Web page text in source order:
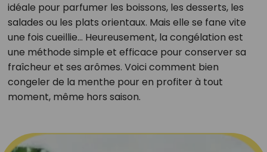
idéale pour parfumer les boissons, les desserts, les
salades ou les plats orientaux. Mais elle se fane vite
une fois cueillie… Heureusement, la congélation est
une méthode simple et efficace pour conserver sa
fraîcheur et ses arômes. Voici comment bien
congeler de la menthe pour en profiter à tout
moment, même hors saison.